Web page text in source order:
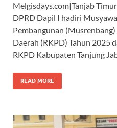
e
b
o
o
k
at
s
A
p
p
e
gr
a
m
itt
er
Melgisdays.com|Tanjab
DPRD Dapil I hadiri
Pembangunan
Daerah (RKPD) Tahun 2025
RKPD Kabupaten Tanjung
READ MORE